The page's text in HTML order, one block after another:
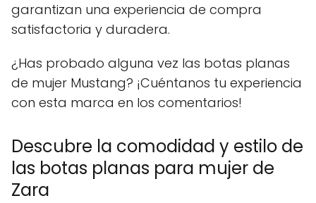
garantizan una experiencia de compra
satisfactoria y duradera.
¿Has probado alguna vez las botas planas
de mujer Mustang? ¡Cuéntanos tu experiencia
con esta marca en los comentarios!
Descubre la comodidad y estilo de
las botas planas para mujer de
Zara